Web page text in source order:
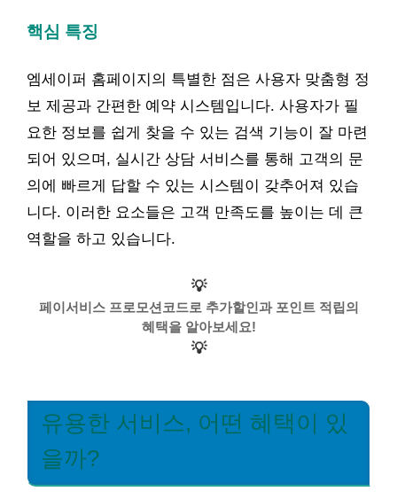
핵심 특징
엠세이퍼 홈페이지의 특별한 점은 사용자 맞춤형 정
보 제공과 간편한 예약 시스템입니다. 사용자가 필
요한 정보를 쉽게 찾을 수 있는 검색 기능이 잘 마련
되어 있으며, 실시간 상담 서비스를 통해 고객의 문
의에 빠르게 답할 수 있는 시스템이 갖추어져 있습
니다. 이러한 요소들은 고객 만족도를 높이는 데 큰
역할을 하고 있습니다.
💡
페이서비스 프로모션코드로 추가할인과 포인트 적립의
혜택을 알아보세요!
💡
유용한 서비스, 어떤 혜택이 있
을까?